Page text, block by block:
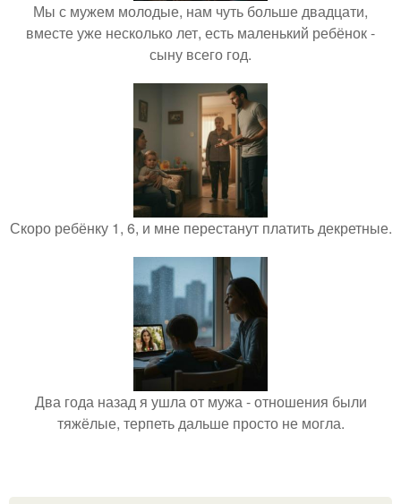
Мы с мужем молодые, нам чуть больше двадцати,
вместе уже несколько лет, есть маленький ребёнок -
сыну всего год.
Скоро ребёнку 1, 6, и мне перестанут платить декретные.
Два года назад я ушла от мужа - отношения были
тяжёлые, терпеть дальше просто не могла.